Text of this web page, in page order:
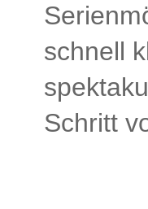
schnell
Schritt